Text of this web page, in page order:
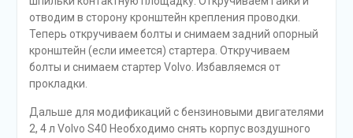
отводим в сторону кронштейн крепления проводки.
Теперь откручиваем болты и снимаем задний опорный
кронштейн (если имеется) стартера. Откручиваем
болты и снимаем стартер Volvo. Избавляемся от
прокладки.
Дальше для модификаций с бензиновыми двигателями
2, 4 л Volvo S40 Необходимо снять корпус воздушного